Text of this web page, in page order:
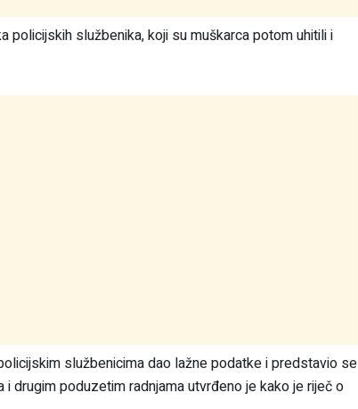
službenika, koji su muškarca potom uhitili i
službenicima dao lažne podatke i predstavio se
drugim poduzetim radnjama utvrđeno je kako je riječ o